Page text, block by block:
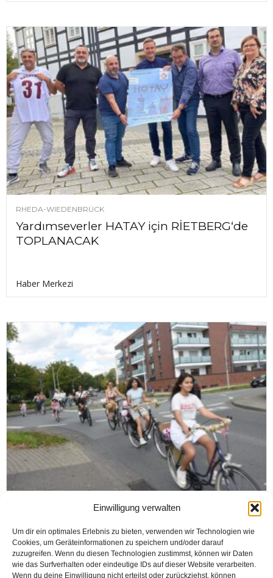
Einwilligung verwalten
Um dir ein optimales Erlebnis zu bieten, verwenden wir Technologien wie
Cookies, um Geräteinformationen zu speichern und/oder darauf
zuzugreifen. Wenn du diesen Technologien zustimmst, können wir Daten
wie das Surfverhalten oder eindeutige IDs auf dieser Website verarbeiten.
Wenn du deine Einwilligung nicht erteilst oder zurückziehst, können
RHEDA-WIEDENBRÜCK
Yardımseverler HATAY için RİETBERG‘de
TOPLANACAK
Haber Merkezi
RHEDA-WIEDENBRÜCK
SÜSLÜ KADINLAR İLE RENKLENDİ